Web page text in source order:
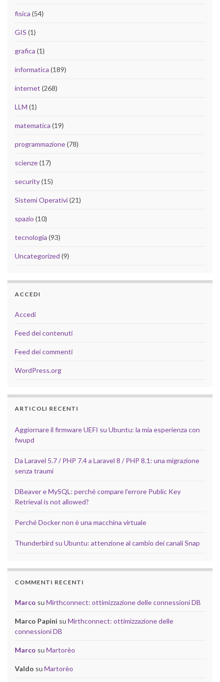
fisica (54)
GIS (1)
grafica (1)
informatica (189)
internet (268)
LLM (1)
matematica (19)
programmazione(78)
scienze(17)
security(15)
Sistemi Operativi(21)
spazio (10)
tecnologia (93)
Uncategorized (9)
ACCEDI
Accedi
Feed dei contenuti
Feed dei commenti
WordPress.org
ARTICOLI RECENTI
Aggiornare il firmware UEFI su Ubuntu: la mia esperienza con
fwupd
Da Laravel 5.7 / PHP 7.4 a Laravel 8 / PHP 8.1: una migrazione
senza traumi
DBeaver e MySQL: perché compare l’errore Public Key
Retrieval is not allowed?
Perché Docker non è una macchina virtuale
Thunderbird su Ubuntu: attenzione al cambio dei canali Snap
COMMENTI RECENTI
Marco su Mirthconnect: ottimizzazione delle connessioni DB
Marco Papini su Mirthconnect: ottimizzazione delle
connessioni DB
Marco su Martorèo
Valdo su Martorèo